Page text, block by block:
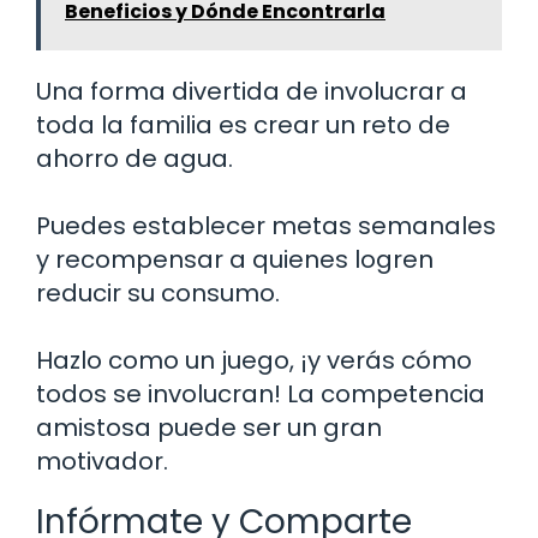
Beneficios y Dónde Encontrarla
Una forma divertida de involucrar a
toda la familia es crear un reto de
ahorro de agua.
Puedes establecer metas semanales
y recompensar a quienes logren
reducir su consumo.
Hazlo como un juego, ¡y verás cómo
todos se involucran! La competencia
amistosa puede ser un gran
motivador.
Infórmate y Comparte